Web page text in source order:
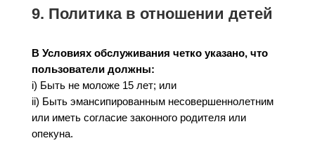
9. Политика в отношении детей
В Условиях обслуживания четко указано, что
пользователи должны:
i) Быть не моложе 15 лет; или
ii) Быть эмансипированным несовершеннолетним
или иметь согласие законного родителя или
опекуна.